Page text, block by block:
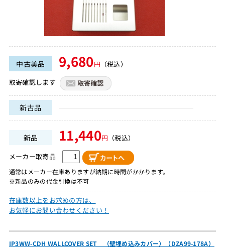
中古美品 9,680円 （税込）
取寄確認します
新古品
新品 11,440円 （税込）
メーカー取寄品
通常はメーカー在庫ありますが納期に時間がかかります。
※新品のみの代金引換は不可
在庫数以上をお求めの方は、
お気軽にお問い合わせください！
IP3WW-CDH WALLCOVER SET （壁埋め込みカバー）（DZA99-178A）